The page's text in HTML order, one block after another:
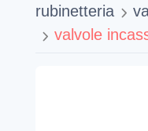
rubinetteria
valvole